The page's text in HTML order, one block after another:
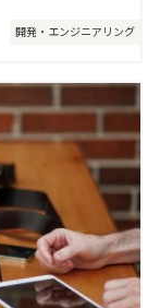
開発・エンジニアリング